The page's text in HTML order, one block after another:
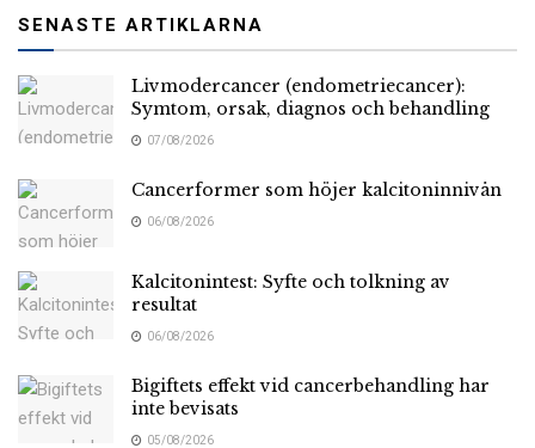
SENASTE ARTIKLARNA
Livmodercancer (endometriecancer):
Symtom, orsak, diagnos och behandling
07/08/2026
Cancerformer som höjer kalcitoninnivån
06/08/2026
Kalcitonintest: Syfte och tolkning av
resultat
06/08/2026
Bigiftets effekt vid cancerbehandling har
inte bevisats
05/08/2026